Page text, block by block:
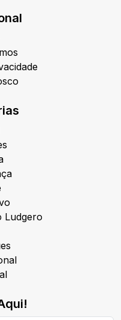
Ludgero